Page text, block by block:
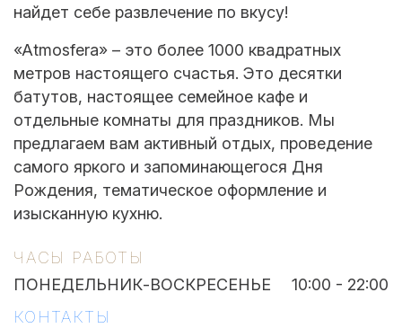
найдет себе развлечение по вкусу!
«Atmosfera» – это более 1000 квадратных
метров настоящего счастья. Это десятки
батутов, настоящее семейное кафе и
отдельные комнаты для праздников. Мы
предлагаем вам активный отдых, проведение
самого яркого и запоминающегося Дня
Рождения, тематическое оформление и
изысканную кухню.
ЧАСЫ РАБОТЫ
ПОНЕДЕЛЬНИК-ВОСКРЕСЕНЬЕ
10:00 - 22:00
КОНТАКТЫ